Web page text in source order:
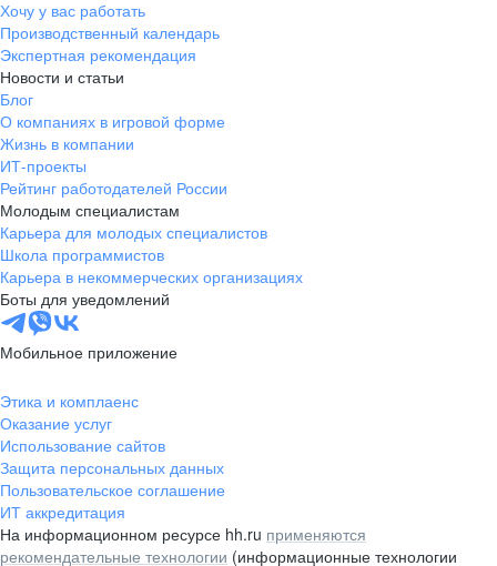
Хочу у вас работать
Производственный календарь
Экспертная рекомендация
Новости и статьи
Блог
О компаниях в игровой форме
Жизнь в компании
ИТ-проекты
Рейтинг работодателей России
Молодым специалистам
Карьера для молодых специалистов
Школа программистов
Карьера в некоммерческих организациях
Боты для уведомлений
Мобильное приложение
Этика и комплаенс
Оказание услуг
Использование сайтов
Защита персональных данных
Пользовательское соглашение
ИТ аккредитация
На информационном ресурсе hh.ru применяются
рекомендательные технологии (информационные технологии